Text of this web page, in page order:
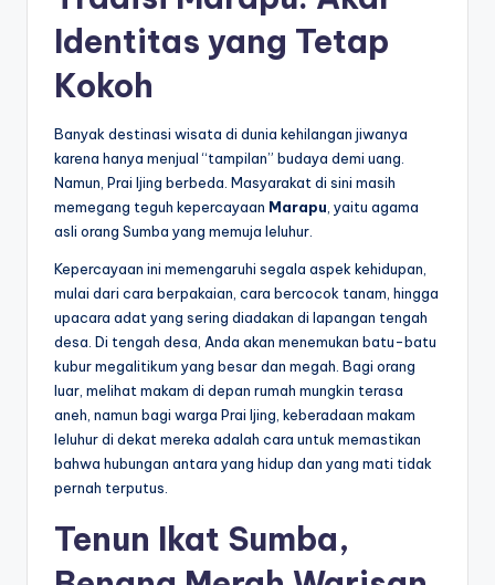
Identitas yang Tetap
Kokoh
Banyak destinasi wisata di dunia kehilangan jiwanya
karena hanya menjual “tampilan” budaya demi uang.
Namun, Prai Ijing berbeda. Masyarakat di sini masih
memegang teguh kepercayaan Marapu, yaitu agama
asli orang Sumba yang memuja leluhur.
Kepercayaan ini memengaruhi segala aspek kehidupan,
mulai dari cara berpakaian, cara bercocok tanam, hingga
upacara adat yang sering diadakan di lapangan tengah
desa. Di tengah desa, Anda akan menemukan batu-batu
kubur megalitikum yang besar dan megah. Bagi orang
luar, melihat makam di depan rumah mungkin terasa
aneh, namun bagi warga Prai Ijing, keberadaan makam
leluhur di dekat mereka adalah cara untuk memastikan
bahwa hubungan antara yang hidup dan yang mati tidak
pernah terputus.
Tenun Ikat Sumba,